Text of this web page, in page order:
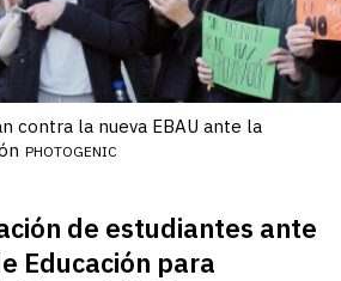
contra la nueva EBAU ante la
PHOTOGENIC
de estudiantes ante
Educación para